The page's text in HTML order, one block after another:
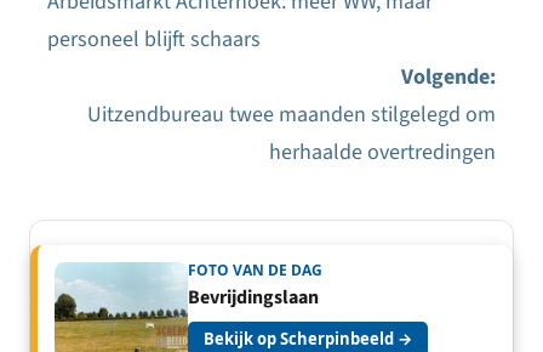
Bericht
personeel blijft schaars
Volgende:
Uitzendbureau twee maanden stilgelegd om
herhaalde overtredingen
FOTO VAN DE DAG
Bevrijdingslaan
Bekijk op Scherpinbeeld →